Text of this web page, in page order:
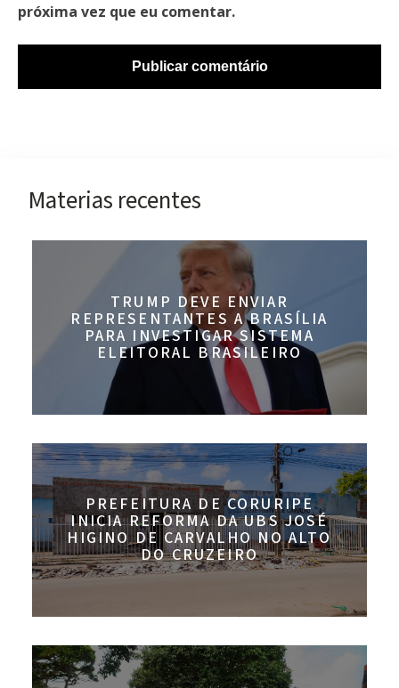
próxima vez que eu comentar.
Materias recentes
TRUMP DEVE ENVIAR
REPRESENTANTES A BRASÍLIA
PARA INVESTIGAR SISTEMA
ELEITORAL BRASILEIRO
PREFEITURA DE CORURIPE
INICIA REFORMA DA UBS JOSÉ
HIGINO DE CARVALHO NO ALTO
DO CRUZEIRO